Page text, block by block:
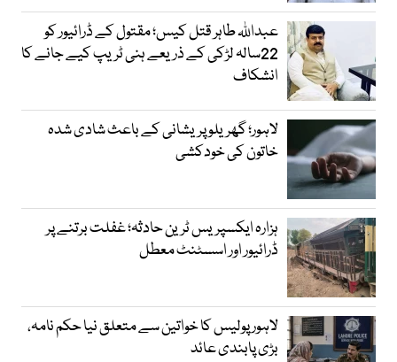
عبداللہ طاہر قتل کیس؛ مقتول کے ڈرائیور کو
22سالہ لڑکی کے ذریعے ہنی ٹریپ کیے جانے کا
انشکاف
لاہور؛ گھریلو پریشانی کے باعث شادی شدہ
خاتون کی خودکشی
ہزارہ ایکسپریس ٹرین حادثہ؛ غفلت برتنے پر
ڈرائیور اور اسسٹنٹ معطل
لاہور پولیس کا خواتین سے متعلق نیا حکم نامہ،
بڑی پابندی عائد